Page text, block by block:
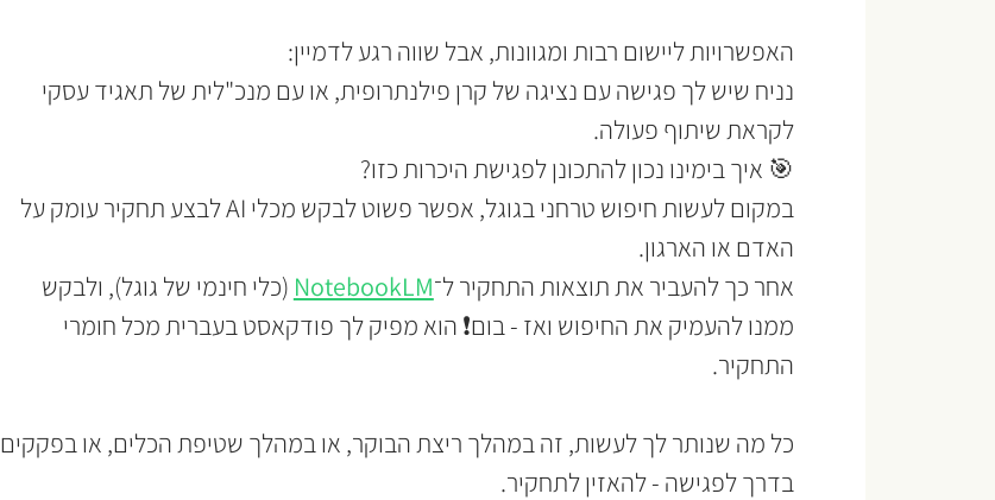
האפשרויות ליישום רבות ומגוונות, אבל שווה רגע לדמיין:
נניח שיש לך פגישה עם נציגה של קרן פילנתרופית, או עם מנכ"לית של תאגיד עסקי
לקראת שיתוף פעולה.
🎯 איך בימינו נכון להתכונן לפגישת היכרות כזו?
במקום לעשות חיפוש טרחני בגוגל, אפשר פשוט לבקש מכלי AI לבצע תחקיר עומק על
האדם או הארגון.
אחר כך להעביר את תוצאות התחקיר ל־NotebookLM (כלי חינמי של גוגל), ולבקש
ממנו להעמיק את החיפוש ואז - בום❗ הוא מפיק לך פודקאסט בעברית מכל חומרי
התחקיר.
כל מה שנותר לך לעשות, זה במהלך ריצת הבוקר, או במהלך שטיפת הכלים, או בפקקים
בדרך לפגישה - להאזין לתחקיר.